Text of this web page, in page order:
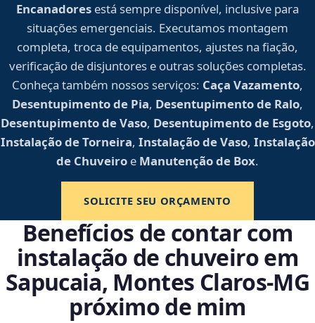
Encanadores está sempre disponível, inclusive para
situações emergenciais. Executamos montagem
completa, troca de equipamentos, ajustes na fiação,
verificação de disjuntores e outras soluções completas.
Conheça também nossos serviços: Caça Vazamento,
Desentupimento de Pia, Desentupimento de Ralo,
Desentupimento de Vaso, Desentupimento de Esgoto,
Instalação de Torneira, Instalação de Vaso, Instalação
de Chuveiro e Manutenção de Box.
SOLICITE SEU ORÇAMENTO
Benefícios de contar com
instalação de chuveiro em
Sapucaia, Montes Claros‑MG
próximo de mim